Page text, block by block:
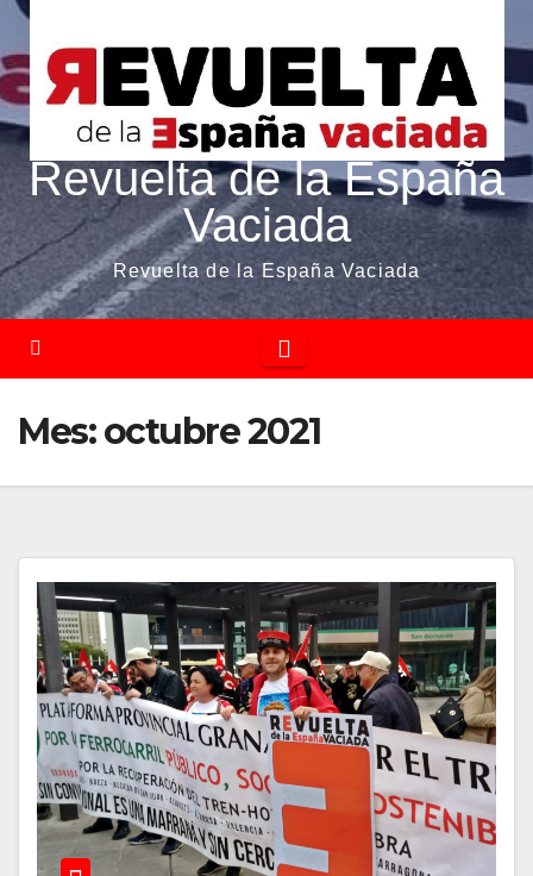
Revuelta de la España
Vaciada
Revuelta de la España Vaciada
Mes:octubre 2021